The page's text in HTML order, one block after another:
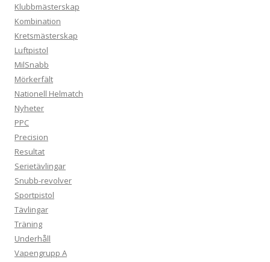
Klubbmästerskap
Kombination
Kretsmästerskap
Luftpistol
MilSnabb
Mörkerfält
Nationell Helmatch
Nyheter
PPC
Precision
Resultat
Serietävlingar
Snubb-revolver
Sportpistol
Tävlingar
Träning
Underhåll
Vapengrupp A